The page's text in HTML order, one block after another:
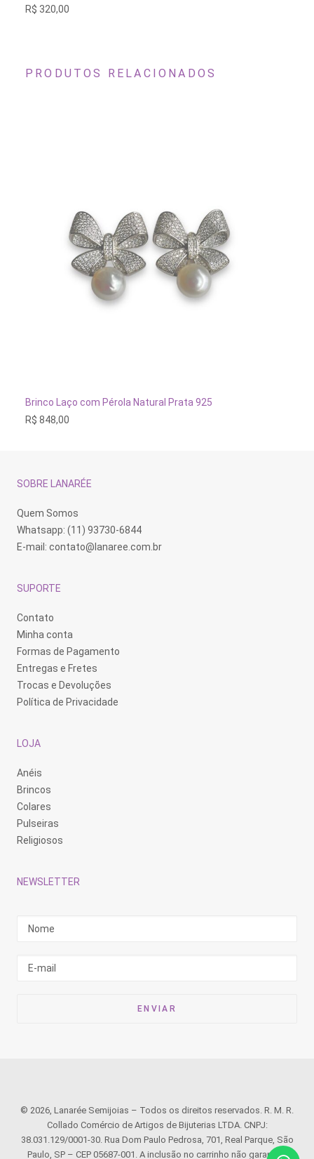
PRODUTOS RELACIONADOS
AO CARRINHO
Natural Prata 925
Brinco Bondinho Quartzo
SOBRE LANARÉE
Quem Somos
Whatsapp: (11) 93730-6844
E-mail: contato@lanaree.com.br
SUPORTE
Contato
Minha conta
Formas de Pagamento
Entregas e Fretes
Trocas e Devoluções
Política de Privacidade
LOJA
Anéis
Brincos
Colares
Pulseiras
Religiosos
NEWSLETTER
© 2026, Lanarée Semijoias – Todos os direitos reservados. R. M. R.
Collado Comércio de Artigos de Bijuterias LTDA. CNPJ:
38.031.129/0001-30. Rua Dom Paulo Pedrosa, 701, Real Parque, São
Paulo, SP – CEP 05687-001. A inclusão no carrinho não garante o